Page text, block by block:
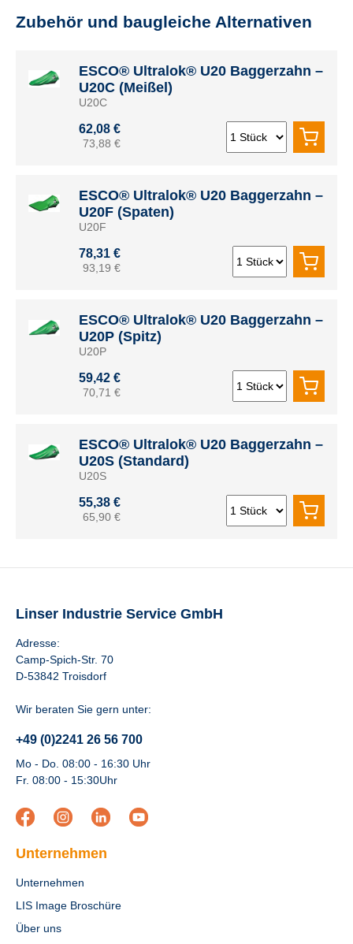
Zubehör und baugleiche Alternativen
ESCO® Ultralok® U20 Baggerzahn –
U20C (Meißel)
U20C
62,08 €
73,88 €
ESCO® Ultralok® U20 Baggerzahn –
U20F (Spaten)
U20F
78,31 €
93,19 €
ESCO® Ultralok® U20 Baggerzahn –
U20P (Spitz)
U20P
59,42 €
70,71 €
ESCO® Ultralok® U20 Baggerzahn –
U20S (Standard)
U20S
55,38 €
65,90 €
Linser Industrie Service GmbH
Adresse:
Camp-Spich-Str. 70
D-53842 Troisdorf
Wir beraten Sie gern unter:
+49 (0)2241 26 56 700
Mo - Do. 08:00 - 16:30 Uhr
Fr. 08:00 - 15:30Uhr
Unternehmen
Unternehmen
LIS Image Broschüre
Über uns